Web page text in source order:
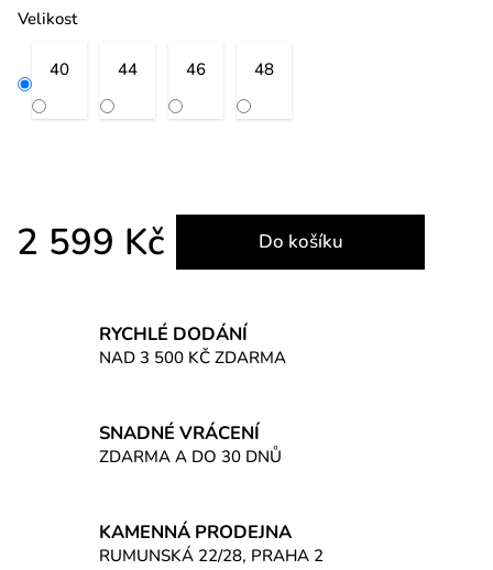
Velikost
40 44 46 48
2 599 Kč Do košíku
RYCHLÉ DODÁNÍ
NAD 3 500 KČ ZDARMA
SNADNÉ VRÁCENÍ
ZDARMA A DO 30 DNŮ
KAMENNÁ PRODEJNA
RUMUNSKÁ 22/28, PRAHA 2